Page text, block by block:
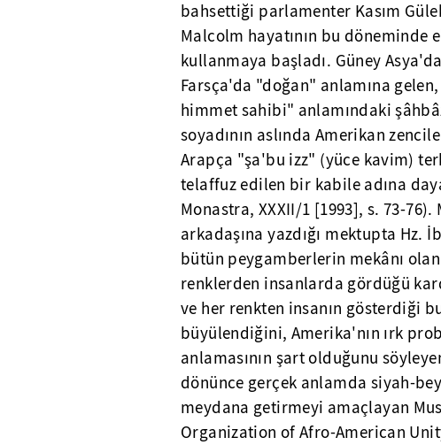
bahsettiği parlamenter Kasım
Malcolm hayatının bu döneminde
kullanmaya başladı. Güney
Farsça'da "doğan" anlamına
himmet sahibi" anlamındaki
soyadının aslında Amerikan
Arapça "şa'bu izz" (yüce kavim)
telaffuz edilen bir kabile adına
Monastra, XXXII/1 [1993], s. 73-
arkadaşına yazdığı mektupta
bütün peygamberlerin mekânı
renklerden insanlarda gördüğü
ve her renkten insanın gösterdiği
büyülendiğini, Amerika'nın ırk
anlamasının şart olduğunu
dönünce gerçek anlamda siyah-
meydana getirmeyi amaçlayan
Organization of Afro-American